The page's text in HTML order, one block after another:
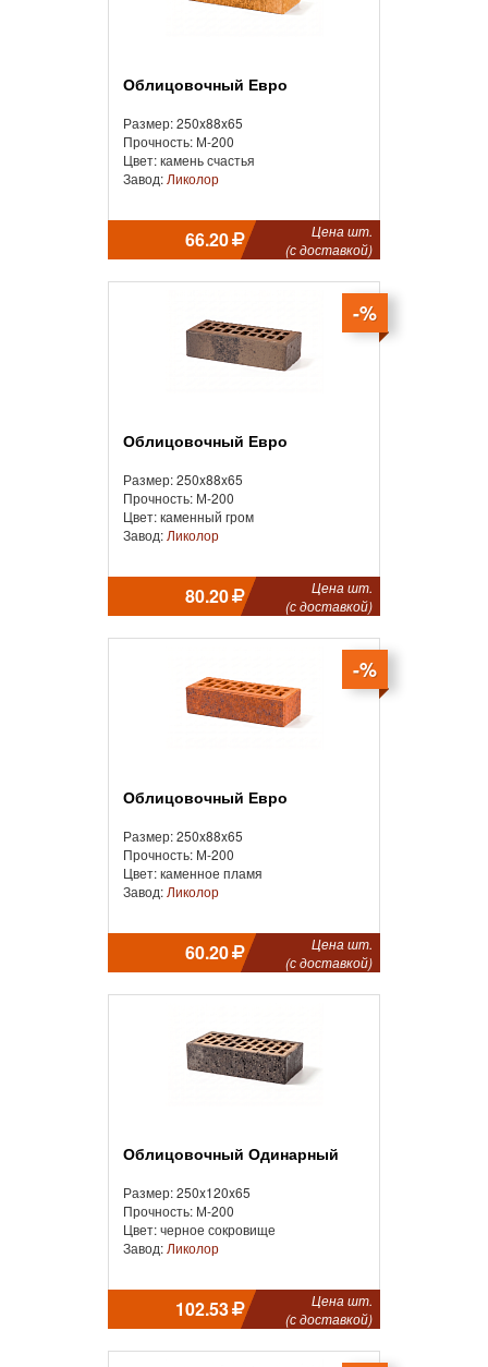
Облицовочный Евро
Размер: 250x88x65
Прочность: М-200
Цвет: камень счастья
Завод: Ликолор
66.20
Цена шт.
(с доставкой)
-%
Облицовочный Евро
Размер: 250x88x65
Прочность: М-200
Цвет: каменный гром
Завод: Ликолор
80.20
Цена шт.
(с доставкой)
-%
Облицовочный Евро
Размер: 250x88x65
Прочность: М-200
Цвет: каменное пламя
Завод: Ликолор
60.20
Цена шт.
(с доставкой)
Облицовочный Одинарный
Размер: 250x120x65
Прочность: М-200
Цвет: черное сокровище
Завод: Ликолор
102.53
Цена шт.
(с доставкой)